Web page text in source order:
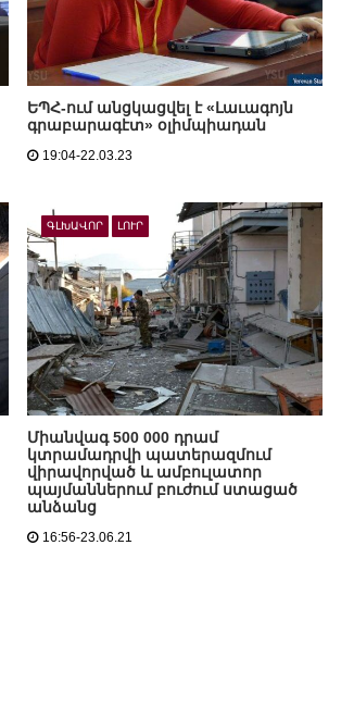
ԵՊՀ-ում անցկացվել է «Լաւագոյն
գրաբարագէտ» օլիմպիադան
19:04-22.03.23
ԳԼԽԱՎՈՐ ԼՈՒՐ
Միանվագ 500 000 դրամ
կտրամադրվի պատերազմում
վիրավորված և ամբուլատոր
պայմաններում բուժում ստացած
անձանց
16:56-23.06.21